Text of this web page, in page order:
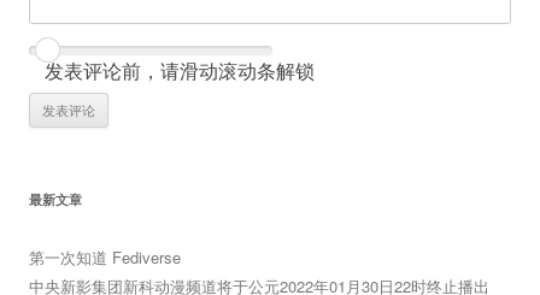
发表评论前，请滑动滚动条解锁
最新文章
第一次知道 Fediverse
中央新影集团新科动漫频道将于公元2022年01月30日22时终止播出